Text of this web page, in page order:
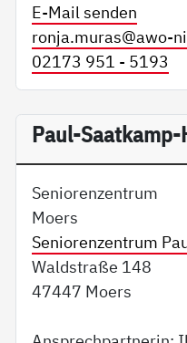
E-Mail senden
ronja.muras@awo-
02173 951 - 5193
Paul-Saatkamp-
Seniorenzentrum
Moers
Seniorenzentrum
Waldstraße 148
47447 Moers